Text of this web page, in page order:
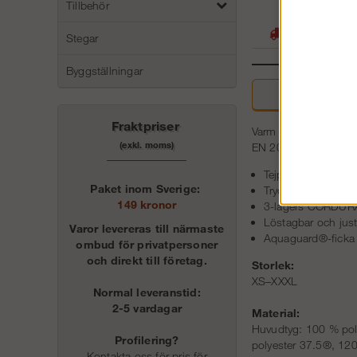
Tillbehör
Stegar
Byggställningar
Fraktpriser
(exkl. moms)
Paket inom Sverige:
149 kronor
Varor levereras till närmaste
ombud för privatpersoner
och direkt till företag.
Normal leveranstid:
2-5 vardagar
Profilering?
Varm och vattentät
EN 20471 och ger
Tejpade sömmar
Tryckt reflex
3-lagers
Löstagbar och
Aquaguard®-ficka
Storlek:
XS–XXXL
Material:
Huvudtyg: 100 %
polyester 37.5®,